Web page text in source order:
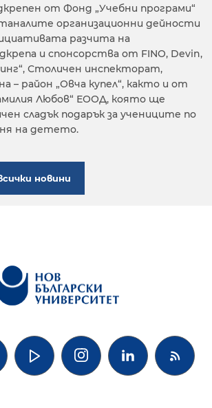
от Фонд „Учебни програми“
организационни дейности
разчита на
и спонсорства от FINO, Devin,
Столичен инспекторат,
– район „Овча купел“, както и от
Любов“ ЕООД, която ще
сладък подарък за учениците по
на детето.
новини
 